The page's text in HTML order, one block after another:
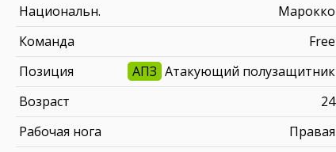
Национальн.
Марокко
Команда
Free
Позиция
АПЗ Атакующий полузащитник
Возраст
24
Рабочая нога
Правая